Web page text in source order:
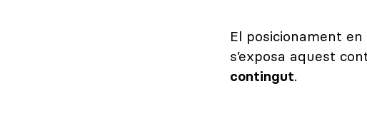
El posicionament
s’exposa aquest
contingut.